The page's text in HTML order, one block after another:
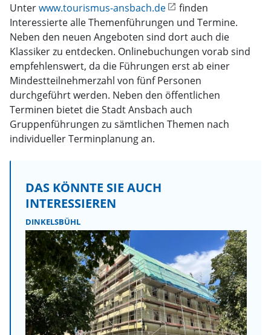
Unterwww.tourismus-ansbach.de
finden
Interessierte alle Themenführungen und Termine.
Neben den neuen Angeboten sind dort auch die
Klassiker zu entdecken. Onlinebuchungen vorab sind
empfehlenswert, da die Führungen erst ab einer
Mindestteilnehmerzahl von fünf Personen
durchgeführt werden. Neben den öffentlichen
Terminen bietet die Stadt Ansbach auch
Gruppenführungen zu sämtlichen Themen nach
individueller Terminplanung an.
DAS KÖNNTE SIE AUCH
INTERESSIEREN
DINKELSBÜHL